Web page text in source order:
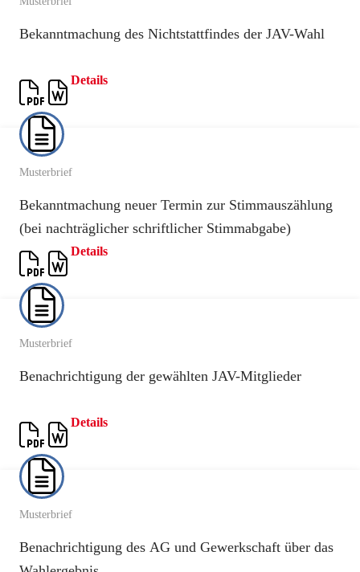
Bekanntmachung des Nichtstattfindes der JAV-Wahl
Details
Musterbrief
Bekanntmachung neuer Termin zur Stimmauszählung
(bei nachträglicher schriftlicher Stimmabgabe)
Details
Musterbrief
Benachrichtigung der gewählten JAV-Mitglieder
Details
Musterbrief
Benachrichtigung des AG und Gewerkschaft über das